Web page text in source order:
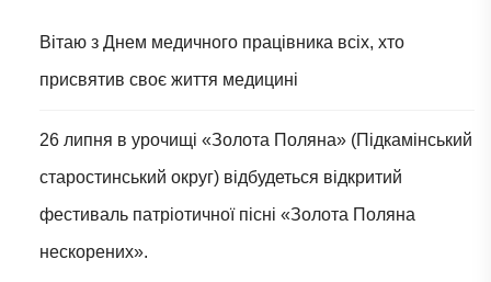
Вітаю з Днем медичного працівника всіх, хто
присвятив своє життя медицині
26 липня в урочищі «Золота Поляна» (Підкамінський
старостинський округ) відбудеться відкритий
фестиваль патріотичної пісні «Золота Поляна
нескорених».